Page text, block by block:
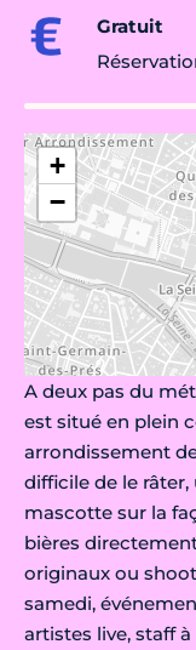
Gratuit
+
−
A deux pas du
est situé en plein
arrondissement
difficile de le
mascotte sur la
bières
originaux ou
samedi,
artistes live, staff